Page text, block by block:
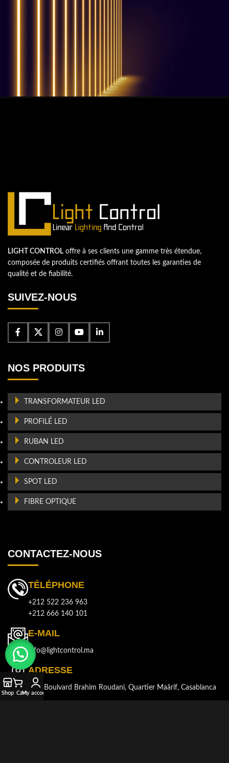
LIGHT CONTROL offre à ses clients une gamme très étendue,
composée de produits certifiés offrant toutes les garanties de
qualité et de fiabilité.
SUIVEZ-NOUS
NOS PRODUITS
TRANSFORMATEUR LED
PROFILÉ LED
RUBAN LED
CONTROLEUR LED
SPOT LED
FIBRE OPTIQUE
CONTACTEZ-NOUS
TÉLÉPHONE
+212 522 236 963
+212 666 140 101
E-MAIL
info@lightcontrol.ma
ADRESSE
143, Boulvard Brahim Roudani, Quartier Maârif, Casablanca
Shop CartMy account